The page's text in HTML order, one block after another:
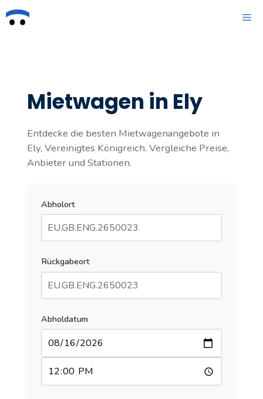
Zum
Inhalt
Mietwagen in Ely
Entdecke die besten Mietwagenangebote in
Ely, Vereinigtes Königreich. Vergleiche Preise,
Anbieter und Stationen.
Abholort
Rückgabeort
Abholdatum